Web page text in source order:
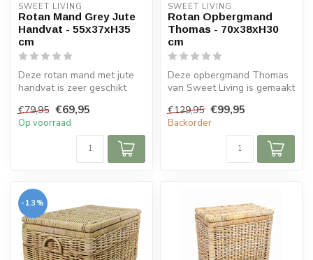
SWEET LIVING
Rotan Mand Grey Jute
Handvat - 55x37xH35
cm
Deze rotan mand met jute
handvat is zeer geschikt
woonstijlen...
€79,95 €69,95
Op voorraad
SWEET LIVING
Rotan Opbergmand
Thomas - 70x38xH30
cm
Deze opbergmand Thomas
van Sweet Living is gemaakt
nature...
€129,95 €99,95
Backorder
-13%